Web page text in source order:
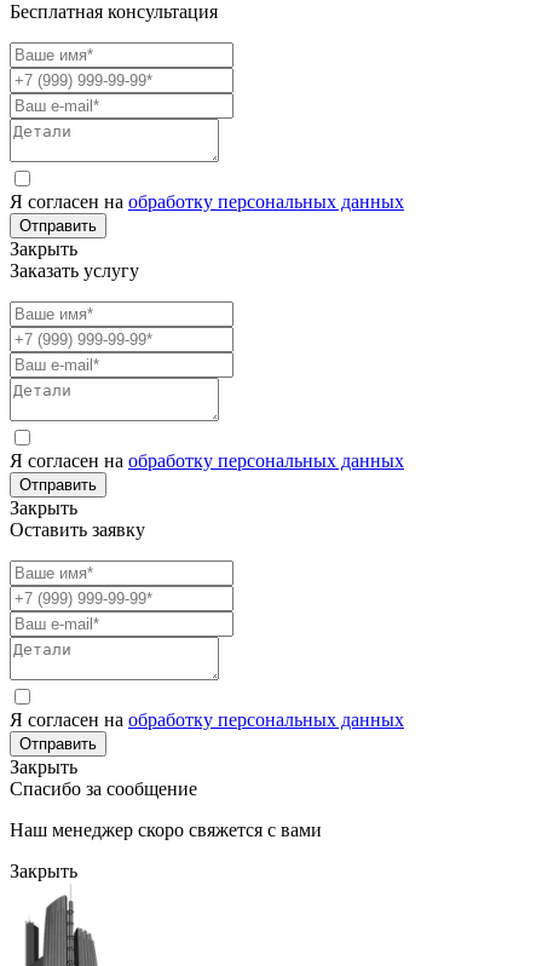
Бесплатная консультация
Я согласен на обработку персональных данных
Отправить
Закрыть
Заказать услугу
Я согласен на обработку персональных данных
Отправить
Закрыть
Оставить заявку
Я согласен на обработку персональных данных
Отправить
Закрыть
Спасибо за сообщение
Наш менеджер скоро свяжется с вами
Закрыть